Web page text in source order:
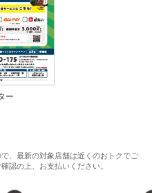
ー
、最新の対象店舗は近くのおトクでご
認の上、お支払いください。